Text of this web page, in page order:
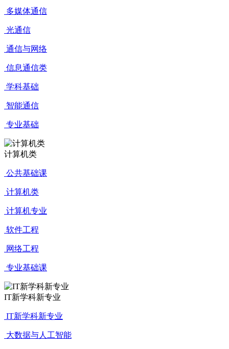
多媒体通信
光通信
通信与网络
信息通信类
学科基础
智能通信
专业基础
计算机类
公共基础课
计算机类
计算机专业
软件工程
网络工程
专业基础课
IT新学科新专业
IT新学科新专业
大数据与人工智能